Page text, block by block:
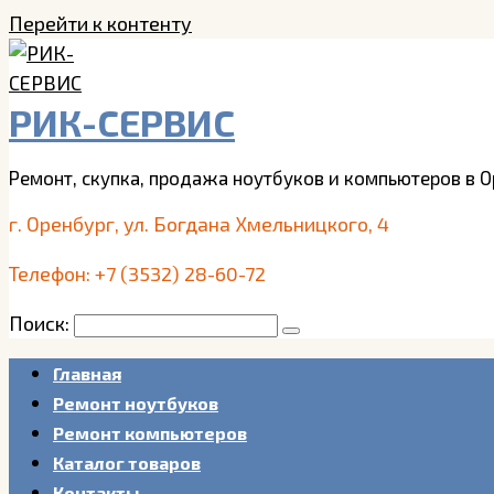
Перейти к контенту
РИК-СЕРВИС
Ремонт, скупка, продажа ноутбуков и компьютеров в
г. Оренбург, ул. Богдана Хмельницкого, 4
Телефон: +7 (3532) 28-60-72
Поиск:
Главная
Ремонт ноутбуков
Ремонт компьютеров
Каталог товаров